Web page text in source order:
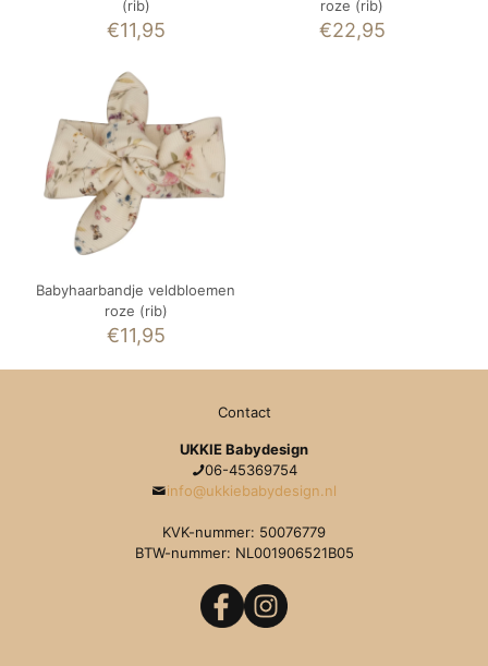
(rib)
€11,95
roze (rib)
€22,95
Babyhaarbandje veldbloemen
roze (rib)
€11,95
Contact
UKKIE Babydesign
06-45369754
info@ukkiebabydesign.nl
KVK-nummer: 50076779
BTW-nummer: NL001906521B05